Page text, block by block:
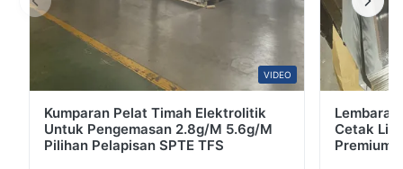
VIDEO
Kumparan Pelat Timah Elektrolitik
Untuk Pengemasan 2.8g/M 5.6g/M
Pilihan Pelapisan SPTE TFS
Cetak
Premium